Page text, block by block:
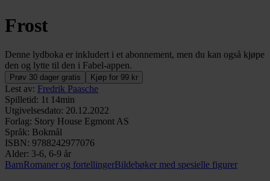
Frost
Denne lydboka er inkludert i et abonnement, men du kan også kjøpe
den og lytte til den i Fabel-appen.
Prøv 30 dager gratis Kjøp for 99 kr
Lest av: Fredrik Paasche
Spilletid: 1t 14min
Utgivelsesdato: 20.12.2022
Forlag: Story House Egmont AS
Språk: Bokmål
ISBN: 9788242977076
Alder: 3-6, 6-9 år
BarnRomaner og fortellingerBildebøker med spesielle figurer